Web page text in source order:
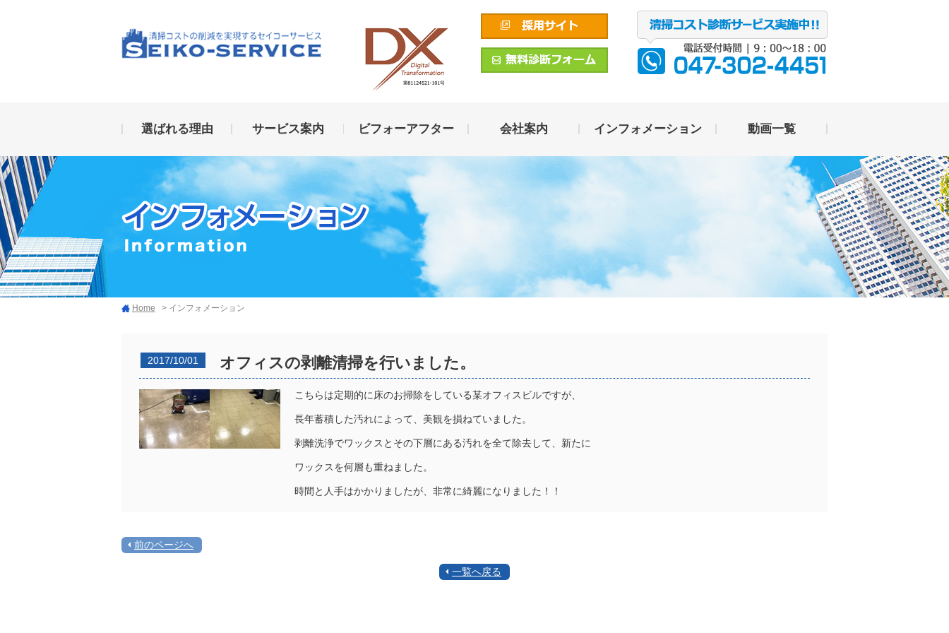
選ばれる理由 サービス案内 ビフォーアフター 会社案内 インフォメーション 動画一覧
Home > インフォメーション
2017/10/01 オフィスの剥離清掃を行いました。
こちらは定期的に床のお掃除をしている某オフィスビルですが、
長年蓄積した汚れによって、美観を損ねていました。
剥離洗浄でワックスとその下層にある汚れを全て除去して、新たに
ワックスを何層も重ねました。
時間と人手はかかりましたが、非常に綺麗になりました！！
前のページへ
一覧へ戻る